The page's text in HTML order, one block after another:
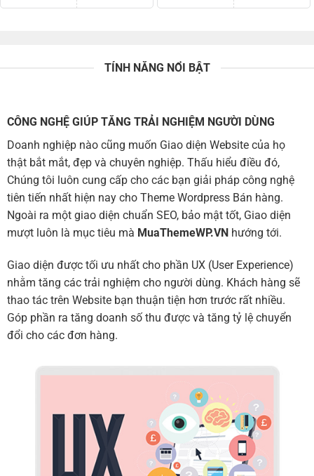
TÍNH NĂNG NỔI BẬT
CÔNG NGHỆ GIÚP TĂNG TRẢI NGHIỆM NGƯỜI DÙNG
Doanh nghiệp nào cũng muốn Giao diện Website của họ
thật bắt mắt, đẹp và chuyên nghiệp. Thấu hiểu điều đó,
Chúng tôi luôn cung cấp cho các bạn giải pháp công nghệ
tiên tiến nhất hiện nay cho Theme Wordpress Bán hàng.
Ngoài ra một giao diện chuẩn SEO, bảo mật tốt, Giao diện
mượt luôn là mục tiêu mà MuaThemeWP.VN hướng tới.
Giao diện được tối ưu nhất cho phần UX (User Experience)
nhằm tăng các trải nghiệm cho người dùng. Khách hàng sẽ
thao tác trên Website bạn thuận tiện hơn trước rất nhiều.
Góp phần ra tăng doanh số thu được và tăng tỷ lệ chuyển
đổi cho các đơn hàng.